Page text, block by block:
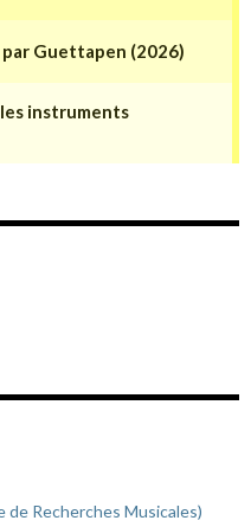
de Recherches Musicales)